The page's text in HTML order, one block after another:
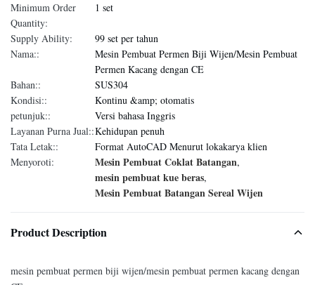
Minimum Order
Quantity:
1 set
Supply Ability:
99 set per tahun
Nama::
Mesin Pembuat Permen Biji Wijen/Mesin Pembuat
Permen Kacang dengan CE
Bahan::
SUS304
Kondisi::
Kontinu &amp; otomatis
petunjuk::
Versi bahasa Inggris
Layanan Purna Jual::Kehidupan penuh
Tata Letak::
Format AutoCAD Menurut lokakarya klien
Menyoroti:
Mesin Pembuat Coklat Batangan,
mesin pembuat kue beras,
Mesin Pembuat Batangan Sereal Wijen
Product Description
mesin pembuat permen biji wijen/mesin pembuat permen kacang dengan